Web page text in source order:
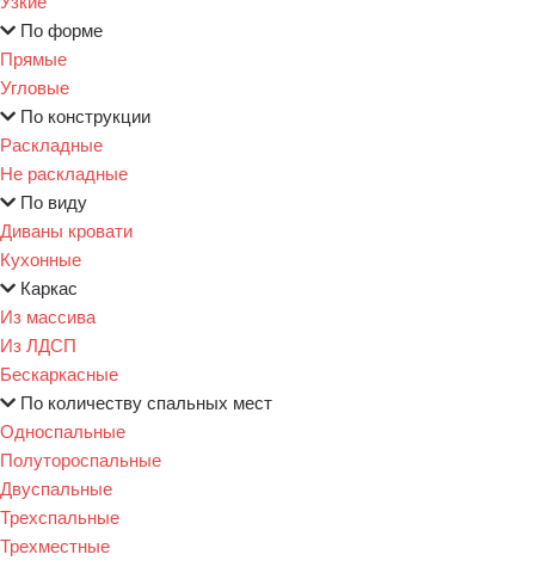
По форме
Прямые
Угловые
По конструкции
Раскладные
Не раскладные
По виду
Диваны кровати
Кухонные
Каркас
Из массива
Из ЛДСП
Бескаркасные
По количеству спальных мест
Односпальные
Полутороспальные
Двуспальные
Трехспальные
Трехместные